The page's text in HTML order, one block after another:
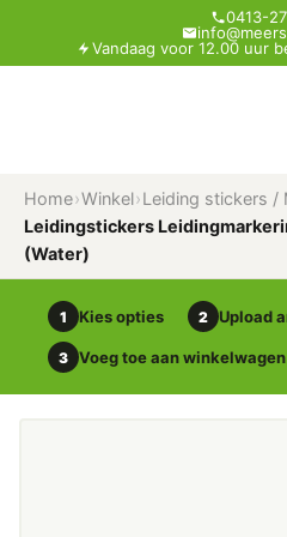
0413-
Vandaag voor 12.00 uur
Home›Winkel›Leiding stickers /
Leidingstickers
(Water)
1 Kies opties 2 Upload
3 Voeg toe aan winkelwagen